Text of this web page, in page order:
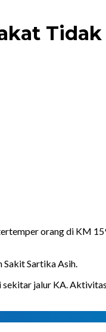
orang di KM
Sakit Sartika Asih.
jalur KA.